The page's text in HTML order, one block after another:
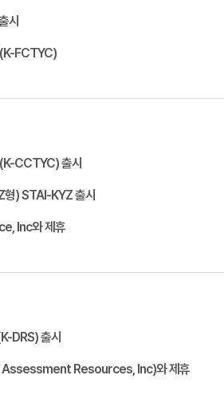
시
FCTYC)
CCTYC) 출시
) STAI-KYZ 출시
Inc와 제휴
DRS) 출시
Resources, Inc)와 제휴